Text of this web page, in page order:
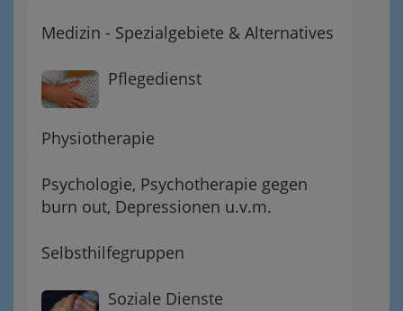
Medizin - Spezialgebiete & Alternatives
Pflegedienst
Physiotherapie
Psychologie, Psychotherapie gegen
burn out, Depressionen u.v.m.
Selbsthilfegruppen
Soziale Dienste